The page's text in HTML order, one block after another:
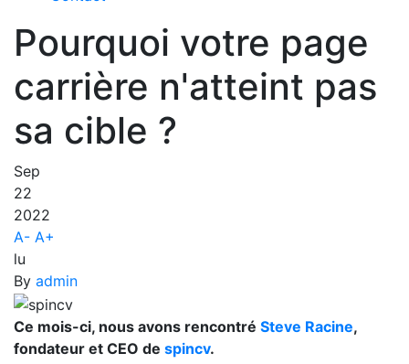
Pourquoi votre page
carrière n'atteint pas
sa cible ?
Sep
22
2022
A- A+
lu
By admin
Ce mois-ci, nous avons rencontré Steve Racine,
fondateur et CEO de spincv.